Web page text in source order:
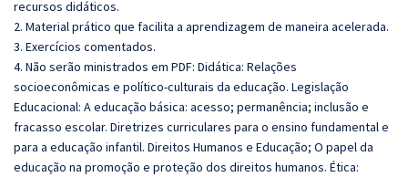
recursos didáticos.
2. Material prático que facilita a aprendizagem de maneira acelerada.
3. Exercícios comentados.
4. Não serão ministrados em PDF: Didática: Relações
socioeconômicas e político-culturais da educação. Legislação
Educacional: A educação básica: acesso; permanência; inclusão e
fracasso escolar. Diretrizes curriculares para o ensino fundamental e
para a educação infantil. Direitos Humanos e Educação; O papel da
educação na promoção e proteção dos direitos humanos. Ética: